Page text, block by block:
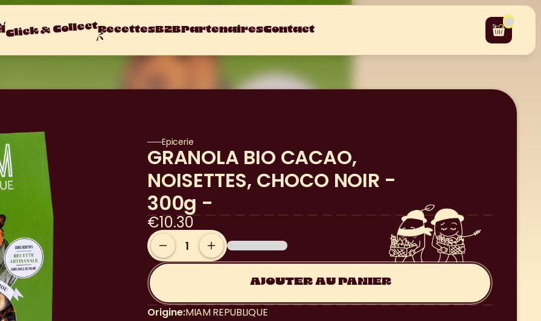
Click & CollectRecettesB2BPartenairesContact
Epicerie
GRANOLA BIO CACAO,
NOISETTES, CHOCO NOIR -
300g -
€10.30
AJOUTER AU PANIER
Origine:MIAM REPUBLIQUE